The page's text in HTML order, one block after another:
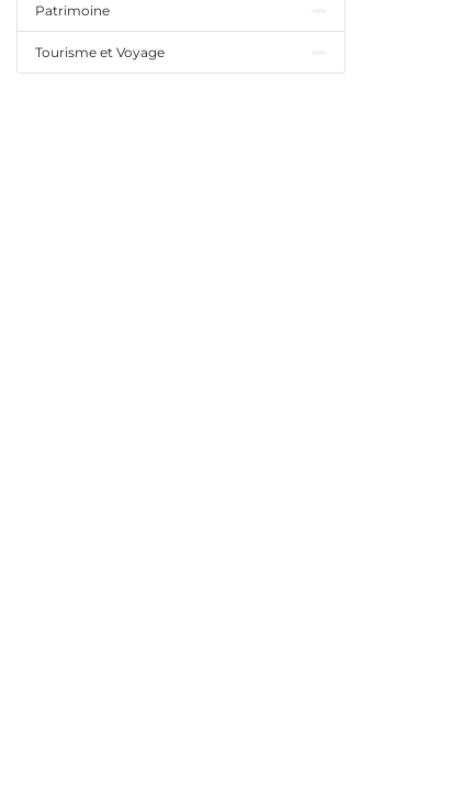
Patrimoine
Tourisme et Voyage